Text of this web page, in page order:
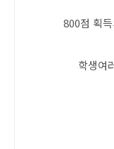
800점 획
학생여